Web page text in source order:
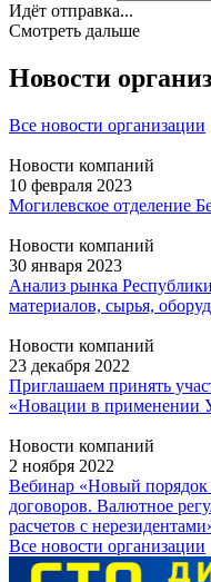
Идёт отправка...
Смотреть дальше
Новости
Все новости организации
Новости компаний
10 февраля 2023
Могилевское отделение
Новости компаний
30 января 2023
Анализ рынка
материалов, сырья,
Новости компаний
23 декабря 2022
Приглашаем принять
«Новации в применении
Новости компаний
2 ноября 2022
Вебинар «Новый
договоров. Валютное
расчетов с
Все новости организации